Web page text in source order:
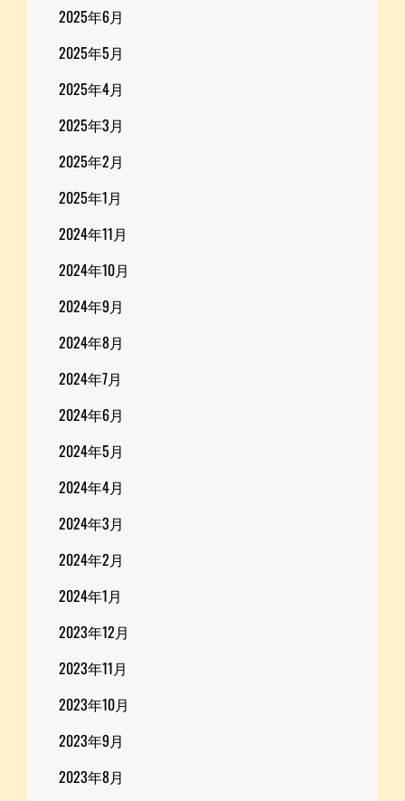
2025年6月
2025年5月
2025年4月
2025年3月
2025年2月
2025年1月
2024年11月
2024年10月
2024年9月
2024年8月
2024年7月
2024年6月
2024年5月
2024年4月
2024年3月
2024年2月
2024年1月
2023年12月
2023年11月
2023年10月
2023年9月
2023年8月